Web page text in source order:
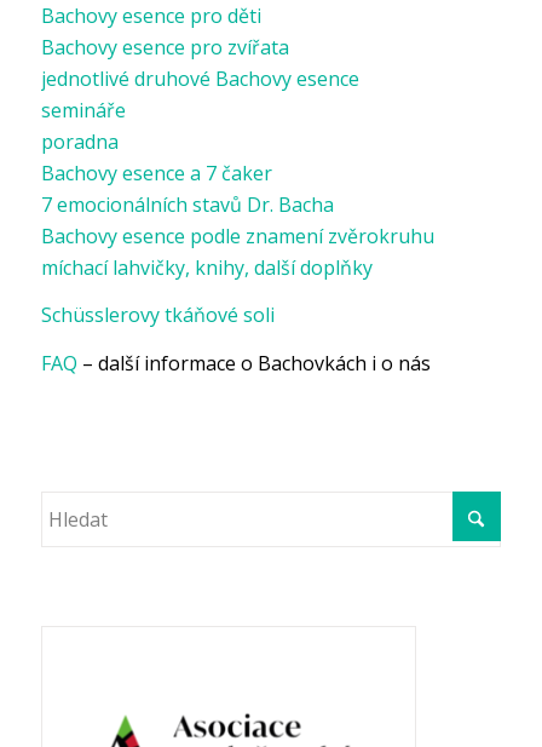
Bachovy esence pro děti
Bachovy esence pro zvířata
jednotlivé druhové Bachovy esence
semináře
poradna
Bachovy esence a 7 čaker
7 emocionálních stavů Dr. Bacha
Bachovy esence podle znamení zvěrokruhu
míchací lahvičky, knihy, další doplňky
Schüsslerovy tkáňové soli
FAQ – další informace o Bachovkách i o nás